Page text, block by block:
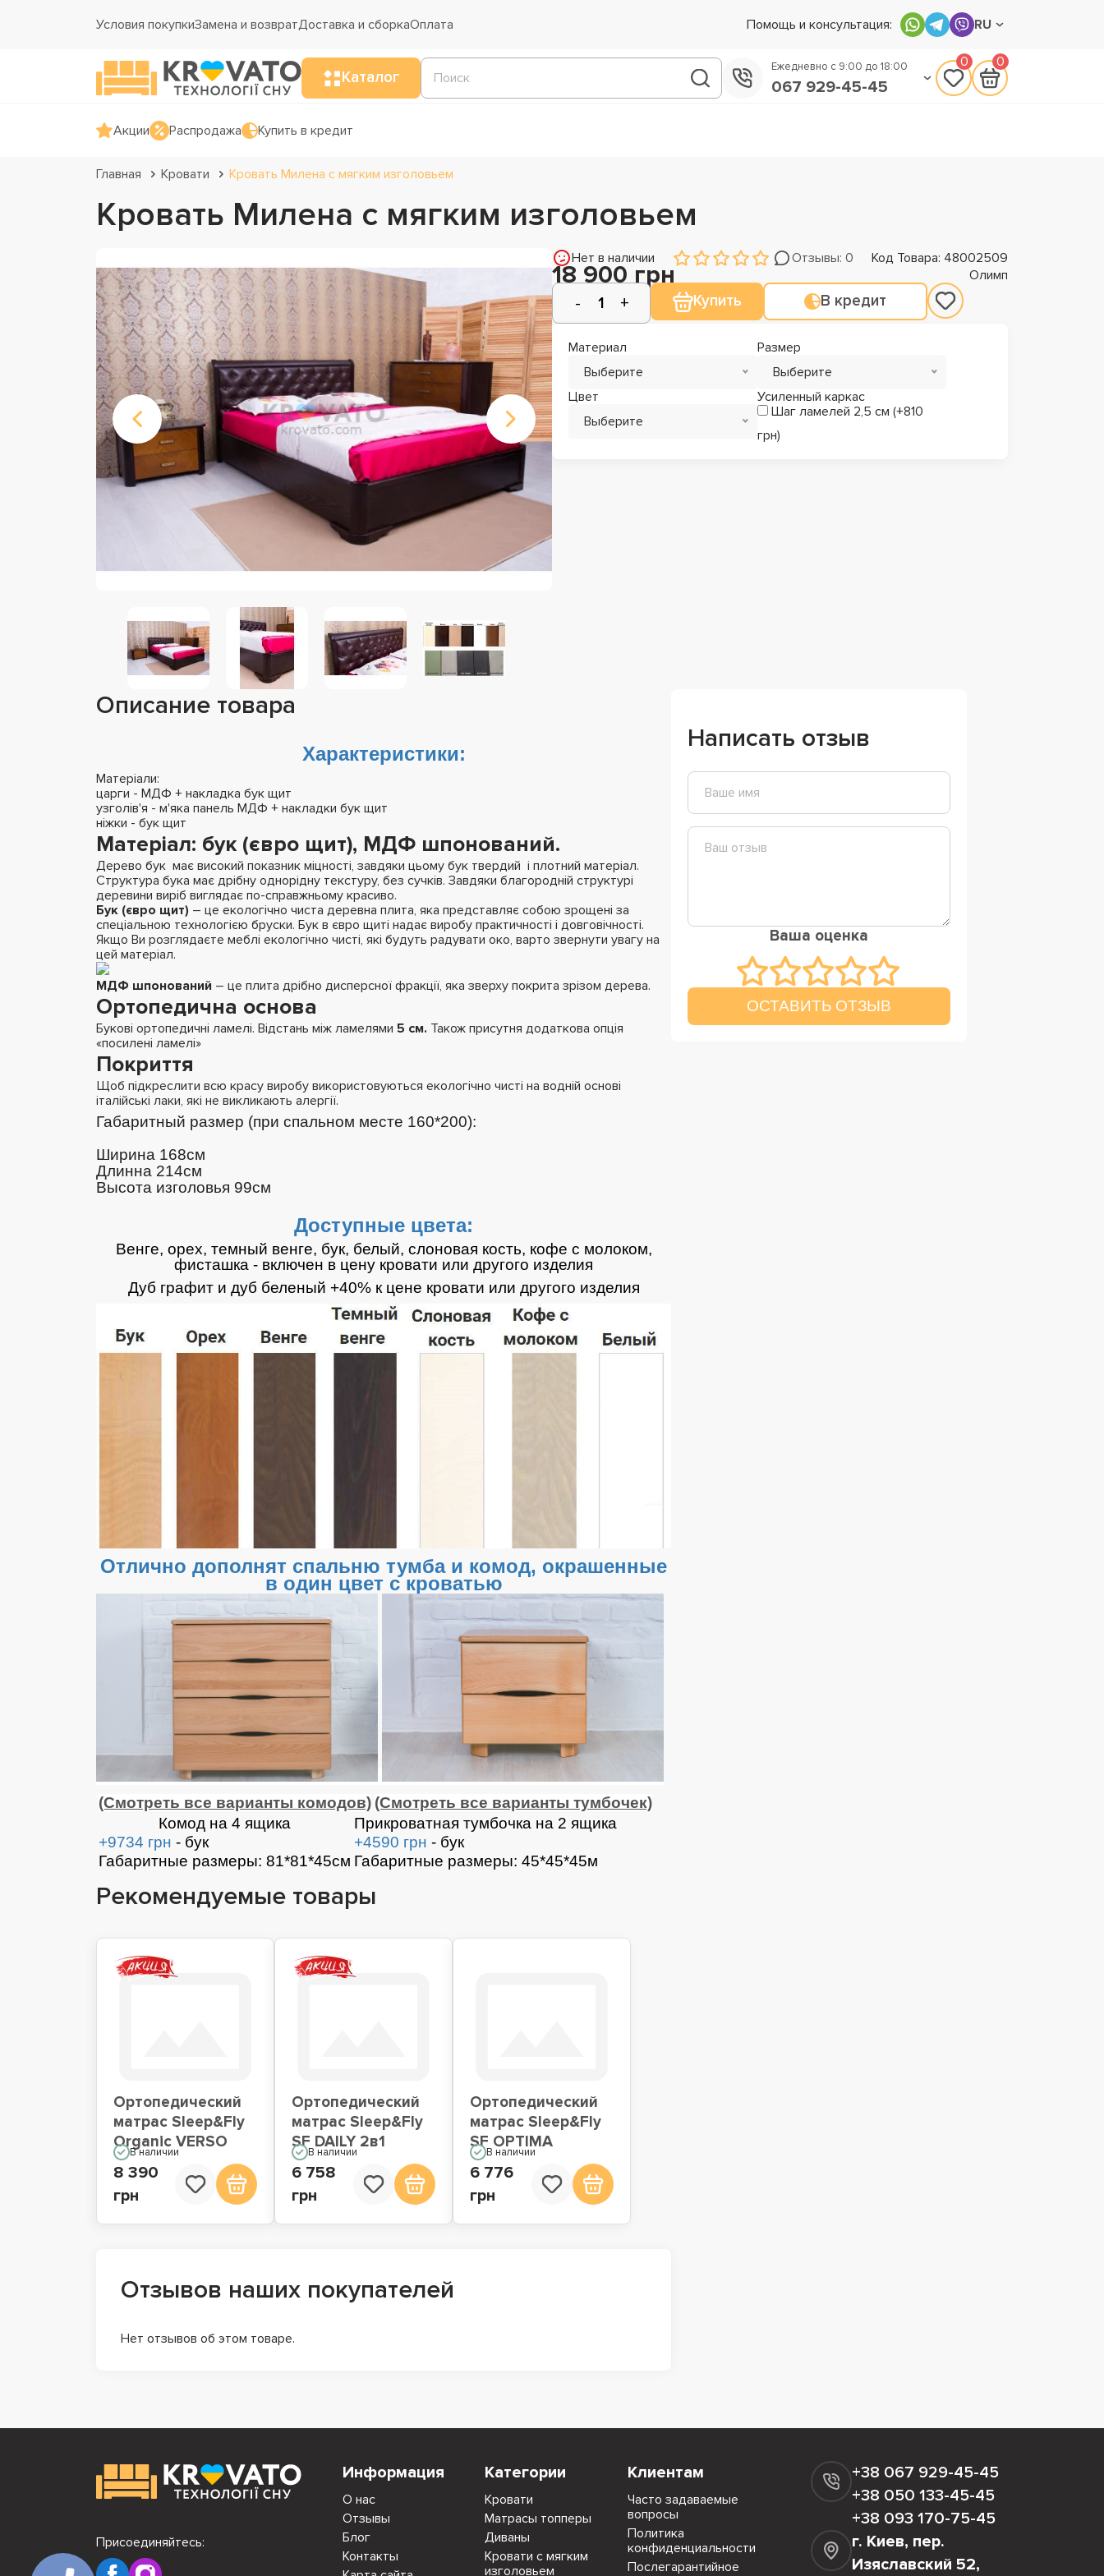
Условия покупкиЗамена и возвратДоставка и сборкаОплата Помощь и консультация: RU
Каталог
Ежедневно с 9:00 до 18:00
067 929-45-45
0 0
Акции Распродажа Купить в кредит
Главная Кровати Кровать Милена с мягким изголовьем
Кровать Милена с мягким изголовьем
Нет в наличии Отзывы: 0 Код Товара: 48002509
18 900 грн Олимп
Купить В кредит
Материал
Выберите
Размер
Выберите
Цвет
Выберите
Усиленный каркас
Шаг ламелей 2,5 см (+810
грн)
Описание товара
Характеристики:
Матеріали:
царги - МДФ + накладка бук щит
узголiв'я - м'яка панель МДФ + накладки бук щит
нiжки - бук щит
Матеріал: бук (євро щит), МДФ шпонований.
Дерево бук має високий показник міцності, завдяки цьому бук твердий і плотний матеріал.
Структура бука має дрібну однорідну текстуру, без сучків. Завдяки благородній структурі
деревини виріб виглядає по-справжньому красиво.
Бук (євро щит) – це екологічно чиста деревна плита, яка представляє собою зрощені за
спеціальною технологією бруски. Бук в євро щиті надає виробу практичності і довговічності.
Якщо Ви розглядаєте меблі екологічно чисті, які будуть радувати око, варто звернути увагу на
цей матеріал.
МДФ шпонований – це плита дрібно дисперсної фракції, яка зверху покрита зрізом дерева.
Ортопедична основа
Букові ортопедичні ламелі. Відстань між ламелями 5 см. Також присутня додаткова опція
«посилені ламелі»
Покриття
Щоб підкреслити всю красу виробу використовуються екологічно чисті на водній основі
італійські лаки, які не викликають алергії.
Габаритный размер (при спальном месте 160*200):
Ширина 168см
Длинна 214см
Высота изголовья 99см
Доступные цвета:
Венге, орех, темный венге, бук, белый, слоновая кость, кофе с молоком,
фисташка - включен в цену кровати или другого изделия
Дуб графит и дуб беленый +40% к цене кровати или другого изделия
Отлично дополнят спальню тумба и комод, окрашенные
в один цвет с кроватью
(Смотреть все варианты комодов) (Смотреть все варианты тумбочек)
Комод на 4 ящика
Прикроватная тумбочка на 2 ящика
+9734 грн - бук +4590 грн - бук
Габаритные размеры: 81*81*45см Габаритные размеры: 45*45*45м
Рекомендуемые товары
Ортопедический
матрас Sleep&Fly
Organic VERSO
В наличии
8 390
грн
Ортопедический
матрас Sleep&Fly
SF DAILY 2в1
В наличии
6 758
грн
Ортопедический
матрас Sleep&Fly
SF OPTIMA
В наличии
6 776
грн
Отзывов наших покупателей
Нет отзывов об этом товаре.
Написать отзыв
Ваша оценка
ОСТАВИТЬ ОТЗЫВ
Информация
О нас
Отзывы
Блог
Контакты
Категории
Кровати
Матрасы топперы
Диваны
Кровати с мягким
изголовьем
Клиентам
Часто задаваемые
вопросы
Политика
конфиденциальности
Послегарантийное
+38 067 929-45-45
+38 050 133-45-45
+38 093 170-75-45
г. Киев, пер.
Изяславский 52,
Присоединяйтесь: